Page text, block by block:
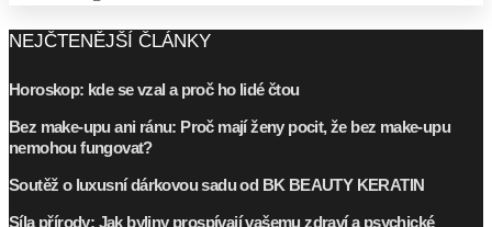
NEJČTENĚJŠÍ ČLÁNKY
Horoskop: kde se vzal a proč ho lidé čtou
Bez make-upu ani ránu: Proč mají ženy pocit, že bez make-upu
nemohou fungovat?
Soutěž o luxusní dárkovou sadu od BK BEAUTY KERATIN
Síla přírody: Jak byliny prospívají vašemu zdraví a psychické